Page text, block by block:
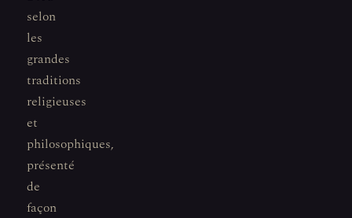
selon
les
grandes
traditions
religieuses
et
philosophiques,
présenté
de
façon